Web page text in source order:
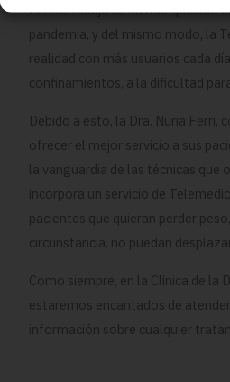
El teletrabajo se ha multiplicado
pandemia, y del mismo modo, la
realidad con más usuarios cada
confinamientos, a la dificultad
Debido a esto, la Dra. Nuria Ferri,
ofrecer el mejor servicio a sus
la vanguardia de las técnicas que
incorpora un servicio de
pacientes que quieran perder
circunstancia, no puedan
Como siempre, en la Clínica de la
estaremos encantados de
información sobre cualquier